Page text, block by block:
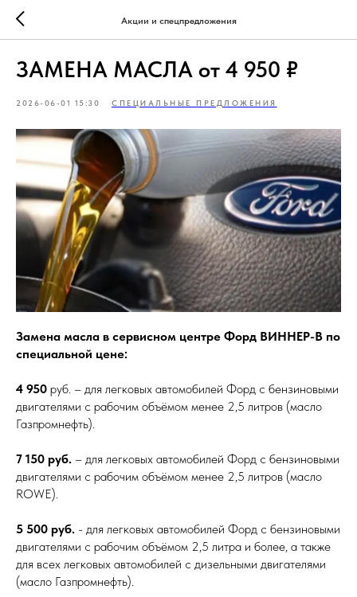
Акции и спецпредложения
ЗАМЕНА МАСЛА от 4 950 ₽
2026-06-01 15:30 СПЕЦИАЛЬНЫЕ ПРЕДЛОЖЕНИЯ
Замена масла в сервисном центре Форд ВИННЕР-В по
специальной цене:
4 950 руб. – для легковых автомобилей Форд с бензиновыми
двигателями с рабочим объёмом менее 2,5 литров (масло
Газпромнефть).
7 150 руб. – для легковых автомобилей Форд с бензиновыми
двигателями с рабочим объёмом менее 2,5 литров (масло
ROWE).
5 500 руб. - для легковых автомобилей Форд с бензиновыми
двигателями с рабочим объёмом 2,5 литра и более, а также
для всех легковых автомобилей с дизельными двигателями
(масло Газпромнефть).